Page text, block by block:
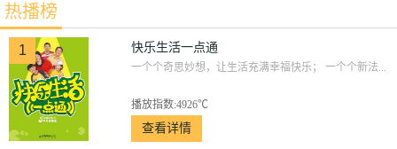
热播榜
1 快乐生活一点通
一个个奇思妙想，让生活充满幸福快乐； 一个个新法...
播放指数:4926℃
查看详情